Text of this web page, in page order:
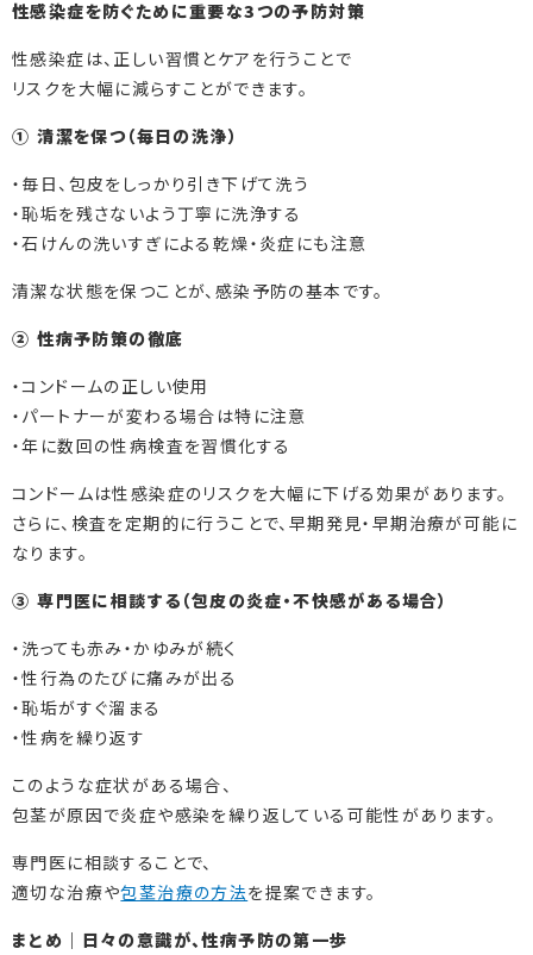
性感染症を防ぐために重要な3つの予防対策
性感染症は、正しい習慣とケアを行うことで
リスクを大幅に減らすことができます。
① 清潔を保つ（毎日の洗浄）
・毎日、包皮をしっかり引き下げて洗う
・恥垢を残さないよう丁寧に洗浄する
・石けんの洗いすぎによる乾燥・炎症にも注意
清潔な状態を保つことが、感染予防の基本です。
② 性病予防策の徹底
・コンドームの正しい使用
・パートナーが変わる場合は特に注意
・年に数回の性病検査を習慣化する
コンドームは性感染症のリスクを大幅に下げる効果があります。
さらに、検査を定期的に行うことで、早期発見・早期治療が可能に
なります。
③ 専門医に相談する（包皮の炎症・不快感がある場合）
・洗っても赤み・かゆみが続く
・性行為のたびに痛みが出る
・恥垢がすぐ溜まる
・性病を繰り返す
このような症状がある場合、
包茎が原因で炎症や感染を繰り返している可能性があります。
専門医に相談することで、
適切な治療や包茎治療の方法を提案できます。
まとめ｜日々の意識が、性病予防の第一歩